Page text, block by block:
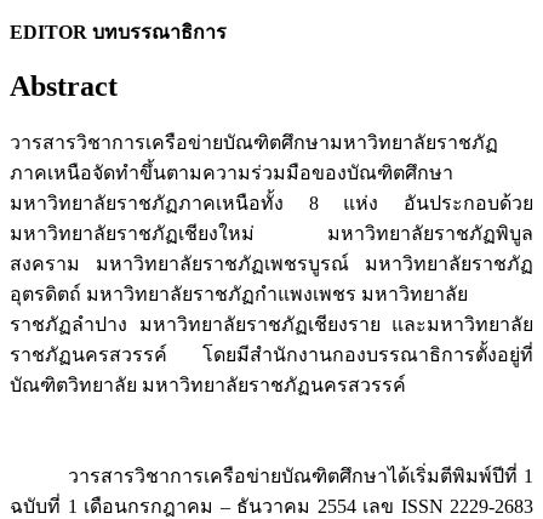
EDITOR บทบรรณาธิการ
Abstract
วารสารวิชาการเครือข่ายบัณฑิตศึกษามหาวิทยาลัยราชภัฏ
ภาคเหนือจัดทำขึ้นตามความร่วมมือของบัณฑิตศึกษา
มหาวิทยาลัยราชภัฏภาคเหนือทั้ง 8 แห่ง อันประกอบด้วย
มหาวิทยาลัยราชภัฏเชียงใหม่ มหาวิทยาลัยราชภัฏพิบูล
สงคราม มหาวิทยาลัยราชภัฏเพชรบูรณ์ มหาวิทยาลัยราชภัฏ
อุตรดิตถ์ มหาวิทยาลัยราชภัฏกำแพงเพชร มหาวิทยาลัย
ราชภัฏลำปาง มหาวิทยาลัยราชภัฏเชียงราย และมหาวิทยาลัย
ราชภัฏนครสวรรค์ โดยมีสำนักงานกองบรรณาธิการตั้งอยู่ที่
บัณฑิตวิทยาลัย มหาวิทยาลัยราชภัฏนครสวรรค์
วารสารวิชาการเครือข่ายบัณฑิตศึกษาได้เริ่มตีพิมพ์ปีที่ 1
ฉบับที่ 1 เดือนกรกฎาคม – ธันวาคม 2554 เลข ISSN 2229-2683